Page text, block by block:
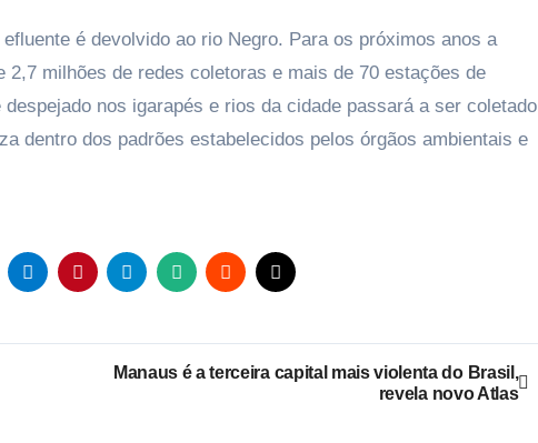
é devolvido ao rio Negro. Para os próximos anos a
milhões de redes coletoras e mais de 70 estações de
nos igarapés e rios da cidade passará a ser coletado
dentro dos padrões estabelecidos pelos órgãos ambientais e
Manaus é a terceira capital mais violenta do Brasil,
revela novo Atlas